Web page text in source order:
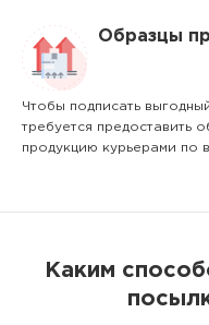
Образцы
Чтобы подписать
требуется предоставить
продукцию курьерами по
Каким